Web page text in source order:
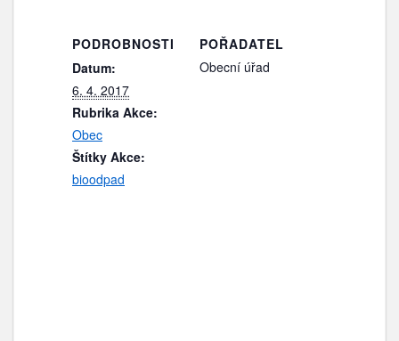
PODROBNOSTI
Datum:
6. 4. 2017
Rubrika Akce:
Obec
Štítky Akce:
bioodpad
POŘADATEL
Obecní úřad